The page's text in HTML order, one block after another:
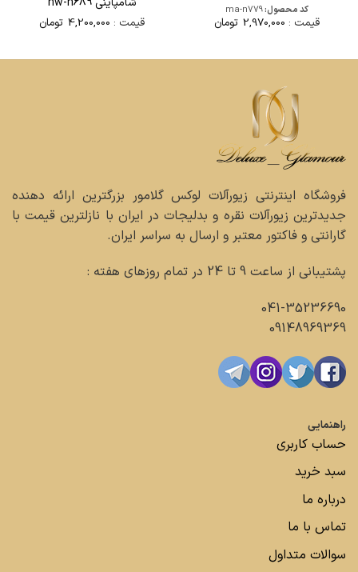
کد محصول:ma-n779
قیمت : 2,970,000 تومان
قیمت : 4,200,000 تومان
فروشگاه اینترنتی زیورآلات لوکس گلامور بزرگترین ارائه دهنده
جدیدترین زیورآلات نقره و بدلیجات در ایران با نازلترین قیمت با
گارانتی و فاکتور معتبر و ارسال به سراسر ایران.
پشتیبانی از ساعت 9 تا 24 در تمام روزهای هفته :
041-35236690
09148969369
راهنمایی
حساب کاربری
سبد خرید
درباره ما
تماس با ما
سوالات متداول